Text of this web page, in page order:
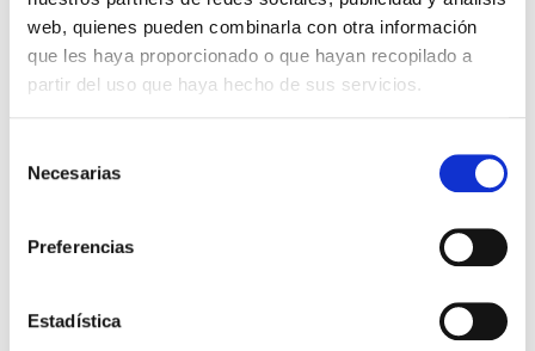
web, quienes pueden combinarla con otra información
que les haya proporcionado o que hayan recopilado a
partir del uso que haya hecho de sus servicios.
Necesarias
Preferencias
Estadística
Couler 5000-5050-5080
CCT
3000K-4000K-6500K
VER +
IP66 IK08 TW
W
CCT